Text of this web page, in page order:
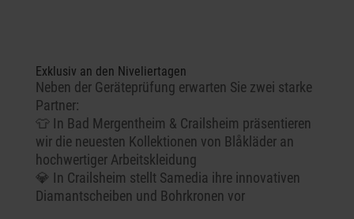
Exklusiv an den Niveliertagen
Neben der Geräteprüfung erwarten Sie zwei starke
Partner:
👕 In Bad Mergentheim & Crailsheim präsentieren
wir die neuesten Kollektionen von Blåkläder an
hochwertiger Arbeitskleidung
💎 In Crailsheim stellt Samedia ihre innovativen
Diamantscheiben und Bohrkronen vor